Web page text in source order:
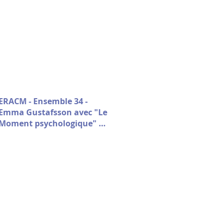
- Ensemble 34 -
Gustafsson avec "Le
psychologique" de